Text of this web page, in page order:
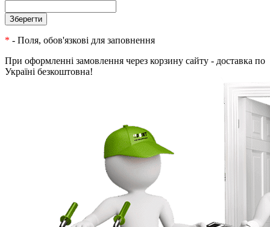
* - Поля, обов'язкові для заповнення
При оформленні замовлення через корзину сайту - доставка по
Україні безкоштовна!